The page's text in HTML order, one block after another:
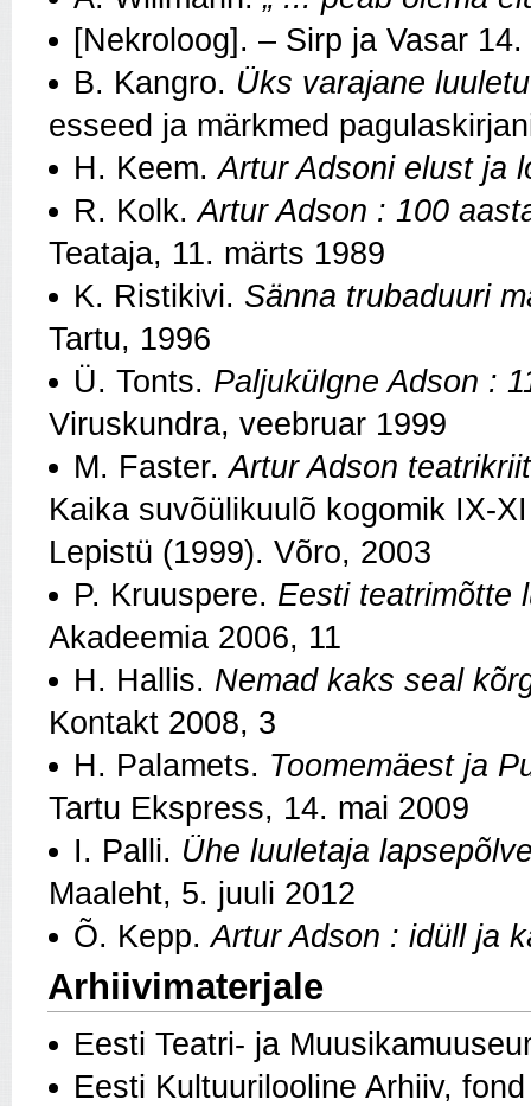
[Nekroloog]. – Sirp ja Vasar
B. Kangro. Üks varajane
esseed ja märkmed
H. Keem.Artur Adsoni elust ja
R. Kolk.Artur Adson : 100
Teataja, 11. märts 1989
K. Ristikivi. Sänna trubaduuri
Tartu, 1996
Ü. Tonts. Paljukülgne Adson :
Viruskundra, veebruar 1999
M. Faster.Artur Adson
Kaika suvõülikuulõ kogomik IX-
Lepistü (1999). Võro, 2003
P. Kruuspere. Eesti teatrimõtte
Akadeemia 2006, 11
H. Hallis. Nemad kaks seal
Kontakt 2008, 3
H. Palamets. Toomemäest ja
Tartu Ekspress, 14. mai 2009
I. Palli. Ühe luuletaja
Maaleht, 5. juuli 2012
Õ. Kepp.Artur Adson : idüll ja
Arhiivimaterjale
Eesti Teatri- ja
Eesti Kultuurilooline Arhiiv,